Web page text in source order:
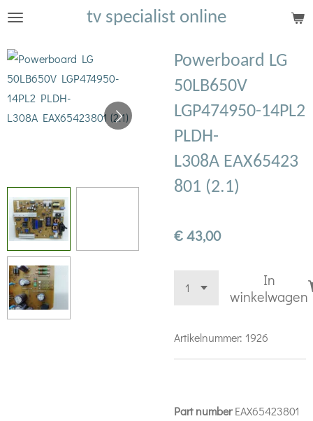
Ga
naar
de
hoofdinhoud
tv specialist online
Powerboard LG
50LB650V
LGP474950-14PL2
PLDH-
L308A EAX65423
801 (2.1)
€ 43,00
In
winkelwagen
Artikelnummer: 1926
Part numberEAX65423801